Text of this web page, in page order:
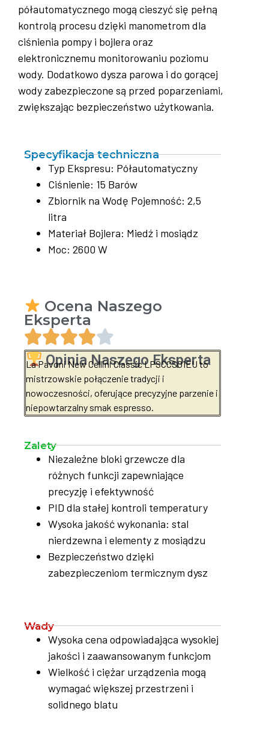
półautomatycznego mogą cieszyć się pełną
kontrolą procesu dzięki manometrom dla
ciśnienia pompy i bojlera oraz
elektronicznemu monitorowaniu poziomu
wody. Dodatkowo dysza parowa i do gorącej
wody zabezpieczone są przed poparzeniami,
zwiększając bezpieczeństwo użytkowania.
Specyfikacja techniczna
Typ Ekspresu: Półautomatyczny
Ciśnienie: 15 Barów
Zbiornik na Wodę Pojemność: 2,5
litra
Materiał Bojlera: Miedź i mosiądz
Moc: 2600 W
Ocena Naszego
Eksperta
Opinia Naszego Eksperta
La Pavoni New Cellini Classic LPSCCS01EU to
mistrzowskie połączenie tradycji i
nowoczesności, oferujące precyzyjne parzenie i
niepowtarzalny smak espresso.
Zalety
Niezależne bloki grzewcze dla
różnych funkcji zapewniające
precyzję i efektywność
PID dla stałej kontroli temperatury
Wysoka jakość wykonania: stal
nierdzewna i elementy z mosiądzu
Bezpieczeństwo dzięki
zabezpieczeniom termicznym dysz
Wady
Wysoka cena odpowiadająca wysokiej
jakości i zaawansowanym funkcjom
Wielkość i ciężar urządzenia mogą
wymagać większej przestrzeni i
solidnego blatu